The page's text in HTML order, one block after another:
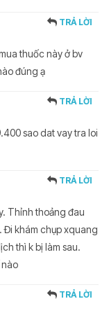
TRẢ LỜI
thuốc này ở bv
đúng ạ
TRẢ LỜI
sao dat vay tra loi
TRẢ LỜI
Thỉnh thoảng đau
Đi khám chụp xquang
thì k bị làm sau.
TRẢ LỜI